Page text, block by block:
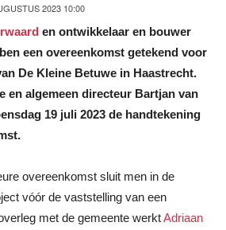
2023 10:00
en ontwikkelaar en bouwer
een overeenkomst getekend voor
De Kleine Betuwe in Haastrecht.
en algemeen directeur Bartjan van
19 juli 2023 de handtekening
overeenkomst sluit men in de
vóór de vaststelling van een
met de gemeente werktAdriaan